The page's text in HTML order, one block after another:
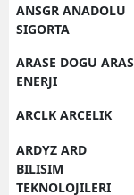
ANSGR ANADOLU
SIGORTA
ARASE DOGU ARAS
ENERJI
ARCLK ARCELIK
ARDYZ ARD
BILISIM
TEKNOLOJILERI